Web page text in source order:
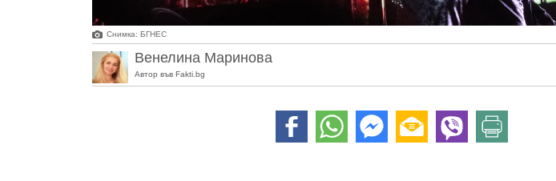
Снимка: БГНЕС
Венелина Маринова
Автор във Fakti.bg